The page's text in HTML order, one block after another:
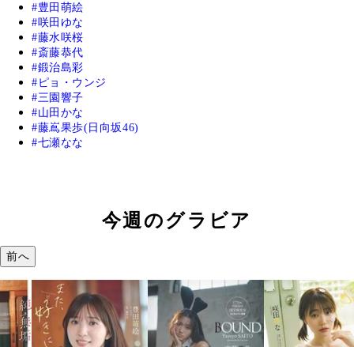
豊田萌絵
咲田ゆな
藤水咲桜
斎藤恭代
鍛治島彩
ピョ・ウンジ
三園響子
山田かな
藤嶌果歩(日向坂46)
七瀬なな
今週のグラビア
前へ